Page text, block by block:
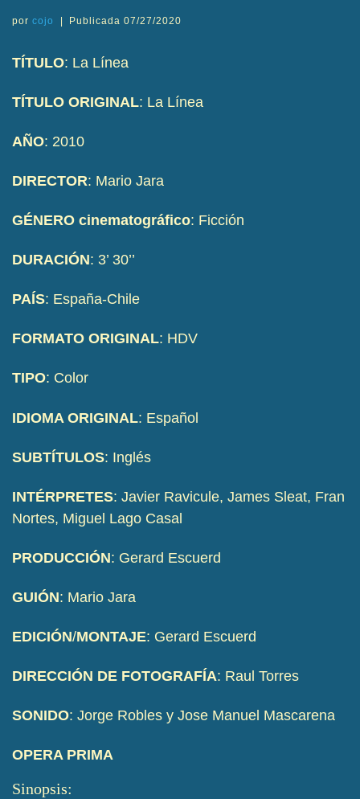
por cojo Publicada07/27/2020
TÍTULO: La Línea
TÍTULO ORIGINAL: La Línea
AÑO: 2010
DIRECTOR: Mario Jara
GÉNERO cinematográfico: Ficción
DURACIÓN: 3’ 30’’
PAÍS: España-Chile
FORMATO ORIGINAL: HDV
TIPO: Color
IDIOMA ORIGINAL: Español
SUBTÍTULOS: Inglés
INTÉRPRETES: Javier Ravicule, James Sleat, Fran
Nortes, Miguel Lago Casal
PRODUCCIÓN: Gerard Escuerd
GUIÓN: Mario Jara
EDICIÓN/MONTAJE: Gerard Escuerd
DIRECCIÓN DE FOTOGRAFÍA: Raul Torres
SONIDO: Jorge Robles y Jose Manuel Mascarena
OPERA PRIMA
Sinopsis: